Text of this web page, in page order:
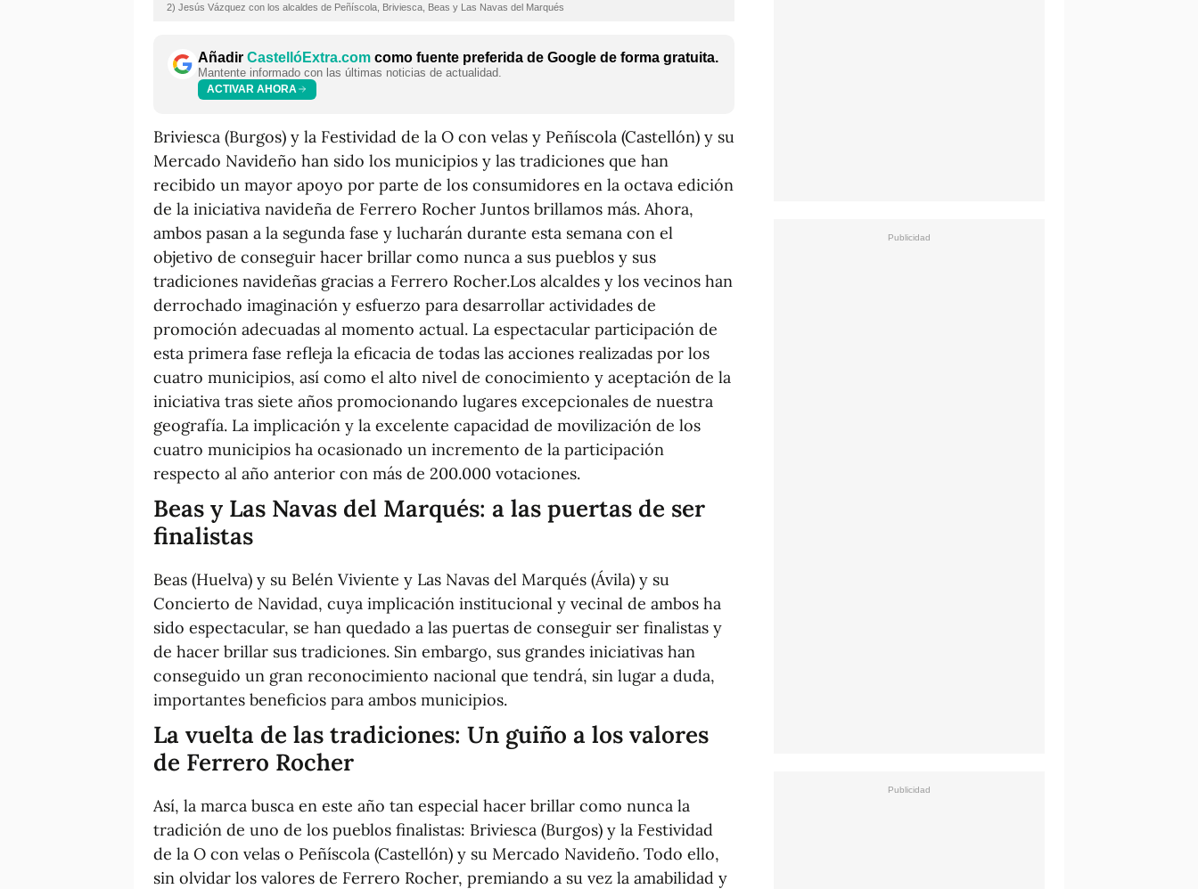
2) Jesús Vázquez con los alcaldes de Peñíscola, Briviesca, Beas y Las Navas del Marqués
Añadir CastellóExtra.com como fuente preferida de Google de forma gratuita.
Mantente informado con las últimas noticias de actualidad.
ACTIVAR AHORA
Briviesca (Burgos) y la Festividad de la O con velas y Peñíscola (Castellón) y su
Mercado Navideño han sido los municipios y las tradiciones que han
recibido un mayor apoyo por parte de los consumidores en la octava edición
de la iniciativa navideña de Ferrero Rocher Juntos brillamos más. Ahora,
ambos pasan a la segunda fase y lucharán durante esta semana con el
objetivo de conseguir hacer brillar como nunca a sus pueblos y sus
tradiciones navideñas gracias a Ferrero Rocher.Los alcaldes y los vecinos han
derrochado imaginación y esfuerzo para desarrollar actividades de
promoción adecuadas al momento actual. La espectacular participación de
esta primera fase refleja la eficacia de todas las acciones realizadas por los
cuatro municipios, así como el alto nivel de conocimiento y aceptación de la
iniciativa tras siete años promocionando lugares excepcionales de nuestra
geografía. La implicación y la excelente capacidad de movilización de los
cuatro municipios ha ocasionado un incremento de la participación
respecto al año anterior con más de 200.000 votaciones.
Beas y Las Navas del Marqués: a las puertas de ser
finalistas
Beas (Huelva) y su Belén Viviente y Las Navas del Marqués (Ávila) y su
Concierto de Navidad, cuya implicación institucional y vecinal de ambos ha
sido espectacular, se han quedado a las puertas de conseguir ser finalistas y
de hacer brillar sus tradiciones. Sin embargo, sus grandes iniciativas han
conseguido un gran reconocimiento nacional que tendrá, sin lugar a duda,
importantes beneficios para ambos municipios.
La vuelta de las tradiciones: Un guiño a los valores
de Ferrero Rocher
Así, la marca busca en este año tan especial hacer brillar como nunca la
tradición de uno de los pueblos finalistas: Briviesca (Burgos) y la Festividad
de la O con velas o Peñíscola (Castellón) y su Mercado Navideño. Todo ello,
sin olvidar los valores de Ferrero Rocher, premiando a su vez la amabilidad y